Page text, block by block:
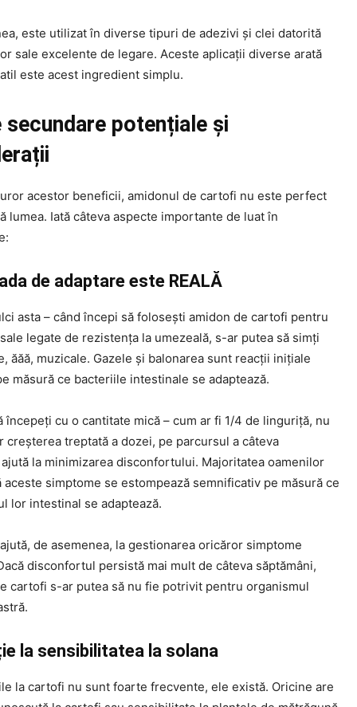
este utilizat în diverse tipuri de adezivi și clei datorită
sale excelente de legare. Aceste aplicații diverse arată
este acest ingredient simplu.
potențiale și
acestor beneficii, amidonul de cartofi nu este perfect
lumea. Iată câteva aspecte importante de luat în
de adaptare este REALĂ
asta – când începi să folosești amidon de cartofi pentru
legate de rezistența la umezeală, s-ar putea să simți
ăăă, muzicale. Gazele și balonarea sunt reacții inițiale
măsură ce bacteriile intestinale se adaptează.
începeți cu o cantitate mică – cum ar fi 1/4 de linguriță, nu
creșterea treptată a dozei, pe parcursul a câteva
la minimizarea disconfortului. Majoritatea oamenilor
aceste simptome se estompează semnificativ pe măsură ce
lor intestinal se adaptează.
de asemenea, la gestionarea oricăror simptome
disconfortul persistă mai mult de câteva săptămâni,
cartofi s-ar putea să nu fie potrivit pentru organismul
la sensibilitatea la solana
la cartofi nu sunt foarte frecvente, ele există. Oricine are